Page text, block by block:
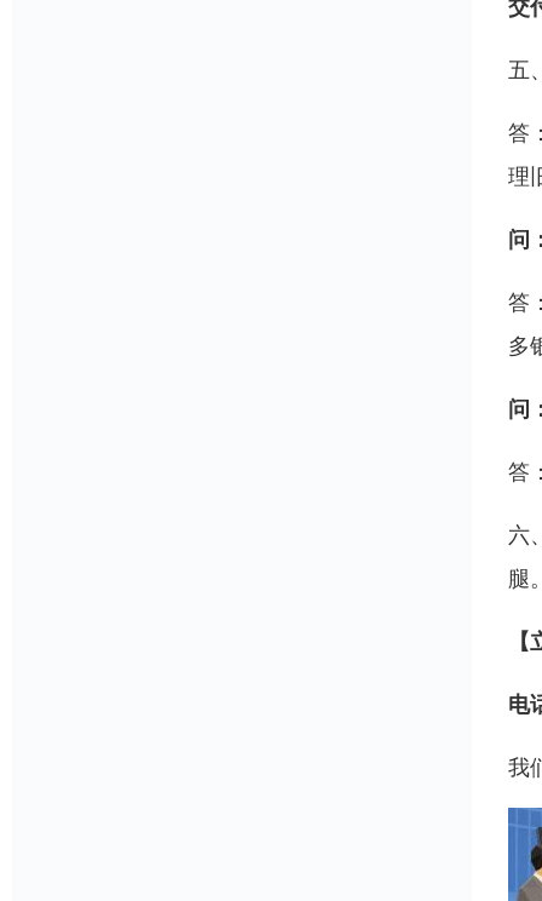
交
五
答
理
问
答
多
问
答
六
腿
电
我